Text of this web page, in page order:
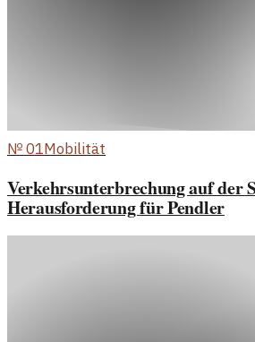
№01Mobilität
Verkehrsunterbrechung auf der
Herausforderung für Pendler